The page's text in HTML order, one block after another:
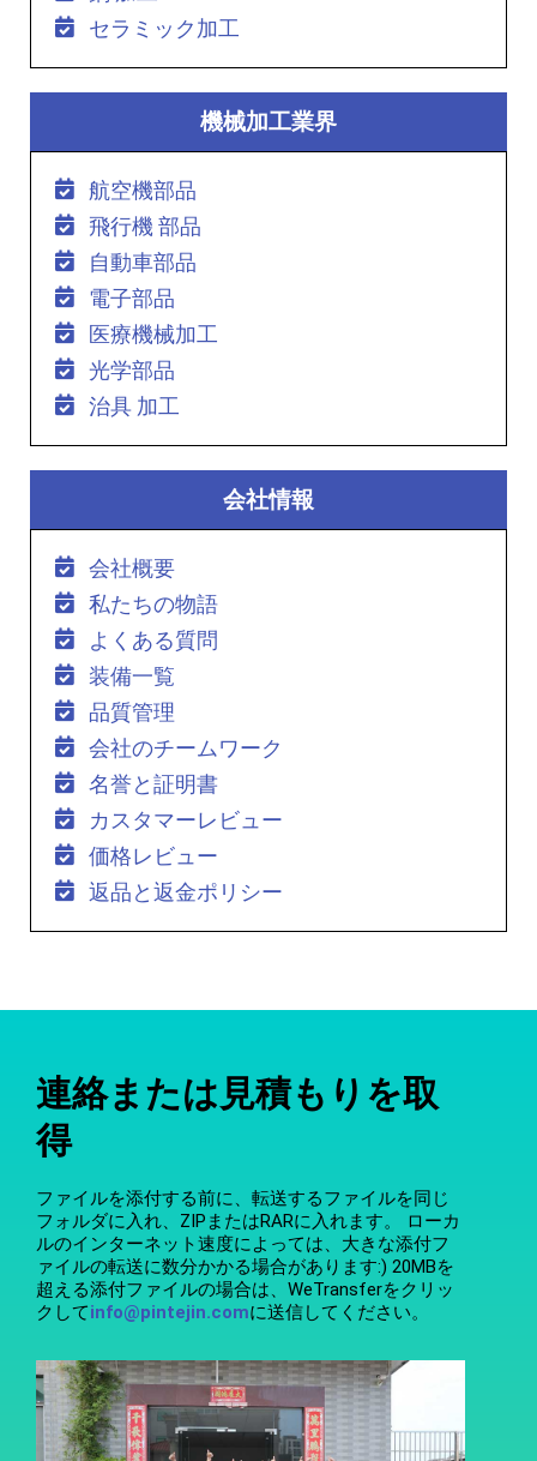
セラミック加工
機械加工業界
航空機部品
飛行機 部品
自動車部品
電子部品
医療機械加工
光学部品
治具 加工
会社情報
会社概要
私たちの物語
よくある質問
装備一覧
品質管理
会社のチームワーク
名誉と証明書
カスタマーレビュー
価格レビュー
返品と返金ポリシー
連絡または見積もりを取
得
ファイルを添付する前に、転送するファイルを同じ
フォルダに入れ、ZIPまたはRARに入れます。 ローカ
ルのインターネット速度によっては、大きな添付フ
ァイルの転送に数分かかる場合があります:) 20MBを
超える添付ファイルの場合は、WeTransferをクリッ
クしてinfo@pintejin.comに送信してください。